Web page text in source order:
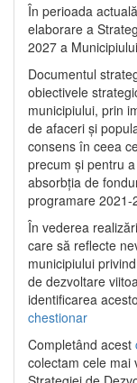
În perioada
elaborare a
2027 a
Documentul
obiectivele
municipiului, prin
de afaceri și
consens în ceea
precum și pentru
absorbția de
programare 2021-
În vederea
care să reflecte
municipiului
de dezvoltare
identificarea
chestionar
Completând acest
colectam cele mai